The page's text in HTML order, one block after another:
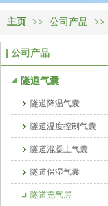
主页 >> 公司产品 >>
公司产品
隧道气囊
隧道降温气囊
隧道温度控制气囊
隧道混凝土气囊
隧道保湿气囊
隧道充气层